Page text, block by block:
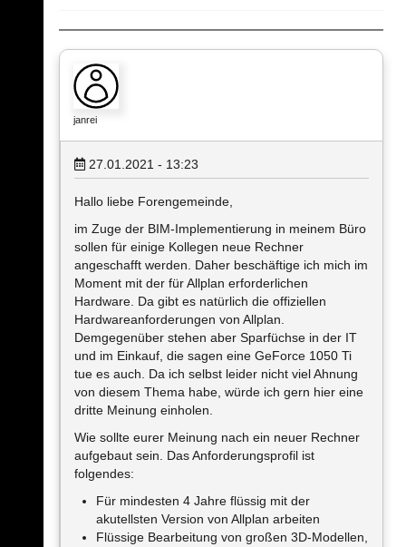
janrei
27.01.2021 - 13:23
Hallo liebe Forengemeinde,
im Zuge der BIM-Implementierung in meinem Büro
sollen für einige Kollegen neue Rechner
angeschafft werden. Daher beschäftige ich mich im
Moment mit der für Allplan erforderlichen
Hardware. Da gibt es natürlich die offiziellen
Hardwareanforderungen von Allplan.
Demgegenüber stehen aber Sparfüchse in der IT
und im Einkauf, die sagen eine GeForce 1050 Ti
tue es auch. Da ich selbst leider nicht viel Ahnung
von diesem Thema habe, würde ich gern hier eine
dritte Meinung einholen.
Wie sollte eurer Meinung nach ein neuer Rechner
aufgebaut sein. Das Anforderungsprofil ist
folgendes:
Für mindesten 4 Jahre flüssig mit der
akutellsten Version von Allplan arbeiten
Flüssige Bearbeitung von großen 3D-Modellen,